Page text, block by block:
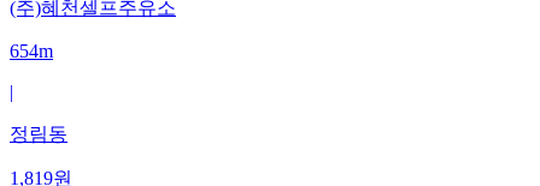
(주)혜천셀프주유소
654m
|
정림동
1,819원